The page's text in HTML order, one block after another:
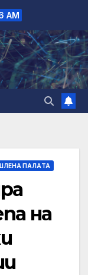
AM
ПАЛAТА
на